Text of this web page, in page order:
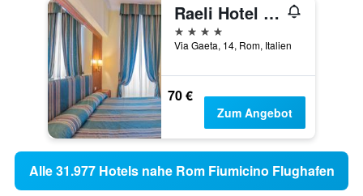
Raeli Hotel Lux
4 Sterne
Via Gaeta, 14, Rom, Italien
70 €
Zum Angebot
Alle 31.977 Hotels nahe Rom Fiumicino Flughafen